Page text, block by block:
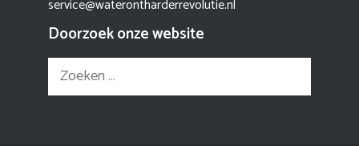
service@waterontharderrevolutie.nl
Doorzoek onze website
Zoek
naar: